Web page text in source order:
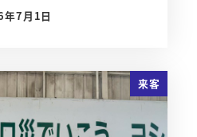
7月1日
来客